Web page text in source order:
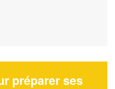
préparer ses